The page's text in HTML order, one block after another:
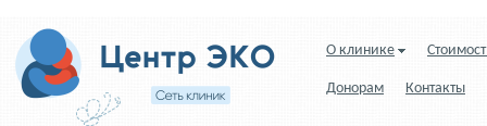
О клинике
Донорам Контакты